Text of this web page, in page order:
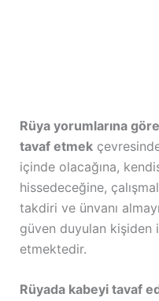
Rüya yorumlarına
tavaf etmek
içinde olacağına,
hissedeceğine,
takdiri ve ünvanı
güven duyulan kişiden
etmektedir.
Rüyada kabeyi tavaf